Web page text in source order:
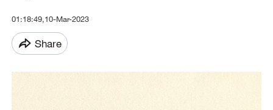
01:18:49,10-Mar-2023
Share